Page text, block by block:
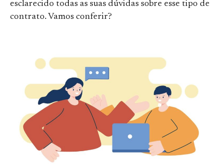
esclarecido todas as suas dúvidas sobre esse tipo de
contrato. Vamos conferir?